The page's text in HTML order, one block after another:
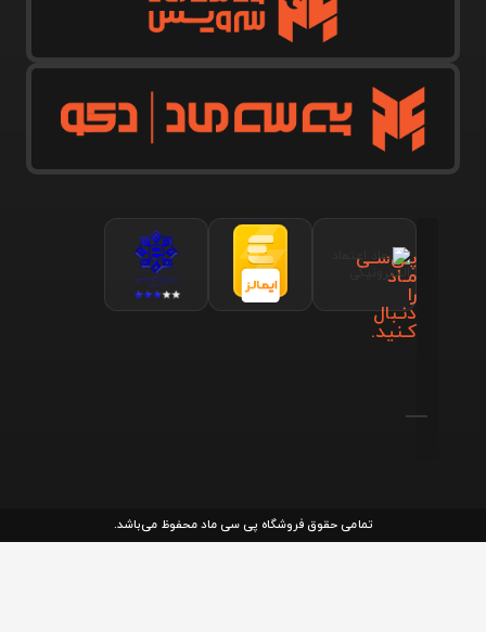
پـی‌سـی
مـاد
را
دنـبال
کـنید.
تمامی حقوق فروشگاه پی سی ماد محفوظ می‌باشد.